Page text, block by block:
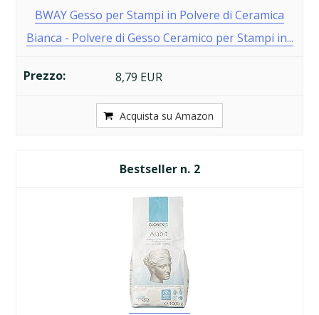
BWAY Gesso per Stampi in Polvere di Ceramica
Bianca - Polvere di Gesso Ceramico per Stampi in...
8,79 EUR
Acquista su Amazon
2